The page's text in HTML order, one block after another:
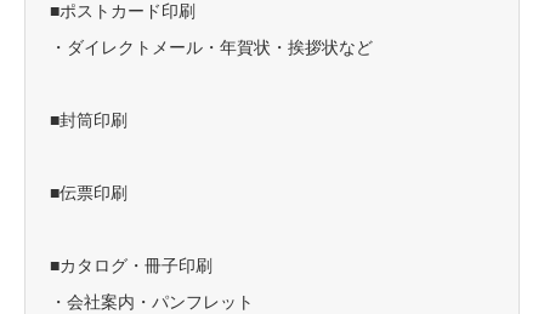
■ポストカード印刷
・ダイレクトメール・年賀状・挨拶状など
■封筒印刷
■伝票印刷
■カタログ・冊子印刷
・会社案内・パンフレット